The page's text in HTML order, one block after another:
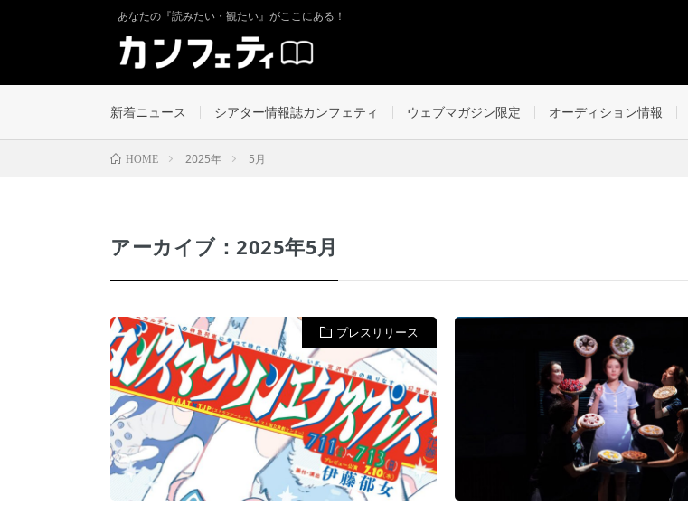
あなたの『読みたい・観たい』がここにある！
新着ニュース シアター情報誌カンフェティ ウェブマガジン限定 オーディション情報
HOME 2025年 5月
アーカイブ：2025年5月
プレスリリース